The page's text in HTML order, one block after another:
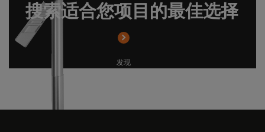
搜索适合您项目的最佳选择
发现